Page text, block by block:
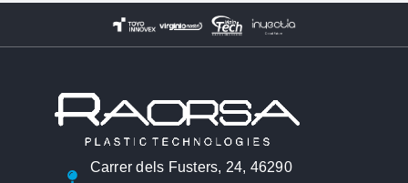
Carrer dels Fusters, 24, 46290